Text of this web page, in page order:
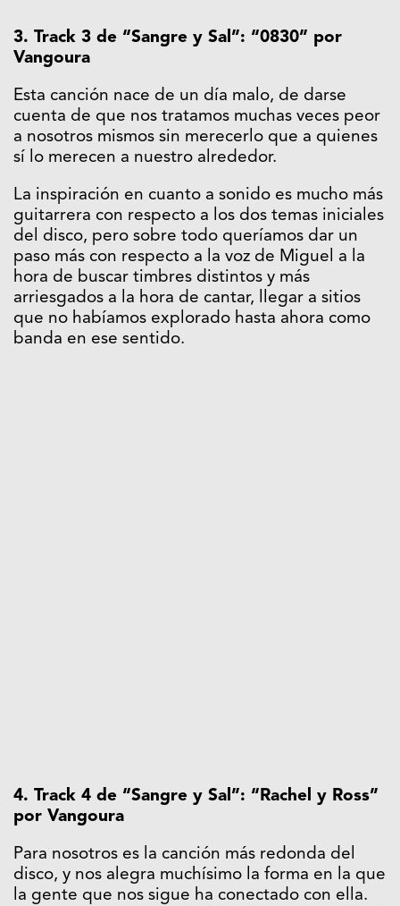
3. Track 3 de “Sangre y Sal”: “0830” por
Vangoura
Esta canción nace de un día malo, de darse
cuenta de que nos tratamos muchas veces peor
a nosotros mismos sin merecerlo que a quienes
sí lo merecen a nuestro alrededor.
La inspiración en cuanto a sonido es mucho más
guitarrera con respecto a los dos temas iniciales
del disco, pero sobre todo queríamos dar un
paso más con respecto a la voz de Miguel a la
hora de buscar timbres distintos y más
arriesgados a la hora de cantar, llegar a sitios
que no habíamos explorado hasta ahora como
banda en ese sentido.
4. Track 4 de “Sangre y Sal”: “Rachel y Ross”
por Vangoura
Para nosotros es la canción más redonda del
disco, y nos alegra muchísimo la forma en la que
la gente que nos sigue ha conectado con ella.